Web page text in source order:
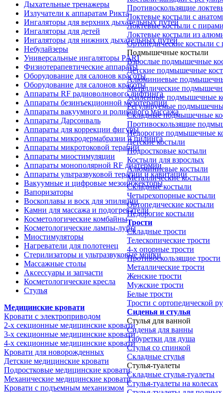
Дыхательные тренажеры
Излучатели к аппаратам Рикта
Ингаляторы для верхних дыхательных путей
Ингаляторы для детей
Ингаляторы для нижних дыхательных путей
Небулайзеры
Универсальные ингаляторы PARI
Физиотерапевтические аппараты
Оборудование для салонов красоты
Оборудование для салонов красоты
Аппараты RF радиоволнового лифтинга
Аппараты безинъекционной мезотерапии
Аппараты вакуумного и роликового массажа
Аппараты Дарсонваль
Аппараты для коррекции фигуры
Аппараты микродермабразии и пилинга
Аппараты микротоковой терапии
Аппараты миостимуляции
Аппараты монополярной RF диатермии
Аппараты ультразвуковой терапии и кавитации
Вакуумные и цифровые мезоинжекторы
Вапоризаторы
Воскоплавы и воск для эпиляции
Камни для массажа и подогреватели
Косметологические комбайны
Косметологические лампы-лупы
Миостимуляторы
Нагреватели для полотенец
Стерилизаторы и ультразвуковые мойки
Массажные столы
Аксессуары и запчасти
Косметологические кресла
Стулья
Медицинские кровати
Кровати с электроприводом
2-х секционные медицинские кровати
3-х секционные медицинские кровати
4-х секционные медицинские кровати
Кровати для новорожденных
Детские медицинские кровати
Подростковые медицинские кровати
Механические медицинские кровати
Кровати с подъемным механизмом
Противоскользящие
Локтевые костыли с
Локтевые костыли с
Локтевые костыли из
Ортопедические костыли с
Подмышечные костыли
Взрослые подмышечные
Детские подмышечные
Алюминиевые
Металлические
Усиленные подмышечные
Регулируемые
Складные подмышечные
Противоскользящие
Недорогие подмышечные
Детские костыли
Подростковые костыли
Костыли для взрослых
Алюминиевые костыли
Металлические костыли
Складные костыли
Четырехопорные костыли
Ортопедические костыли
Недорогие костыли
Трости
Складные трости
Телескопические трости
4-х опорные трости
Противоскользящие трости
Металлические трости
Женские трости
Мужские трости
Белые трости
Трости с ортопедической
Сиденья и стулья
Стулья для ванной
Сиденья для ванны
Табуретки для душа
Стулья со спинкой
Складные стулья
Стулья-туалеты
Складные стулья-туалеты
Стулья-туалеты на колесах